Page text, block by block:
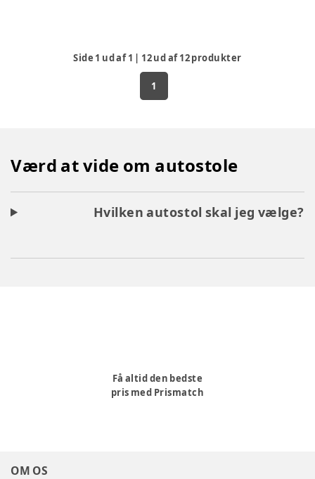
Side 1 ud af1 | 12ud af12produkter
1
Værd at vide om autostole
Hvilken autostol skal jeg vælge?
Få altid den bedste
pris med Prismatch
OM OS